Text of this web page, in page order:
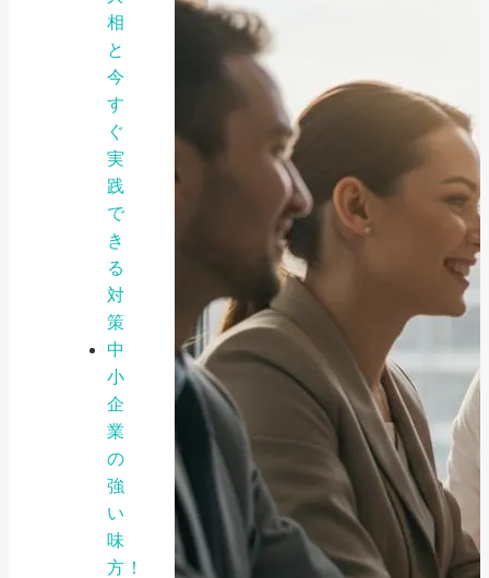
相
と
今
す
ぐ
実
践
で
き
る
対
策
中
小
企
業
の
強
い
味
方！